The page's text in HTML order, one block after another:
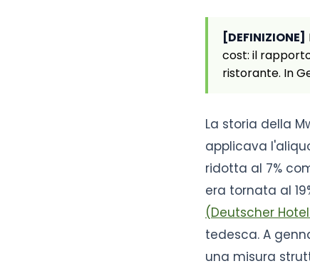
[DEFINIZIONE]
cost: il
ristorante. In
La storia della
applicava
ridotta al 7%
era tornata al
(Deutscher
tedesca. A
una misura